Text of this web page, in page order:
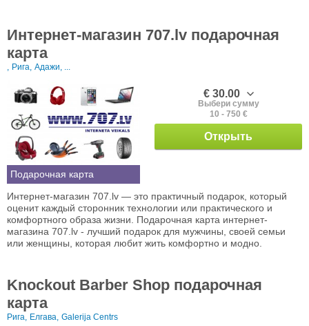
Интернет-магазин 707.lv подарочная
карта
, Рига, Адажи, ...
Подарочная карта
€ 30.00
Выбери сумму
10 - 750 €
Открыть
Интернет-магазин 707.lv — это практичный подарок, который
оценит каждый сторонник технологии или практического и
комфортного образа жизни. Подарочная карта интернет-
магазина 707.lv - лучший подарок для мужчины, своей семьи
или женщины, которая любит жить комфортно и модно.
Knockout Barber Shop подарочная
карта
Рига, Елгава, Galerija Centrs